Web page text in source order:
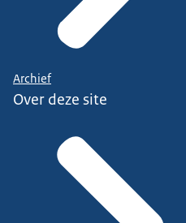
Archief
Over deze site